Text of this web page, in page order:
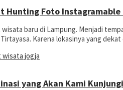
Hunting Foto Instagramable
baru di Lampung. Menjadi
Karena lokasinya yang
yang Akan Kami Kunjungi